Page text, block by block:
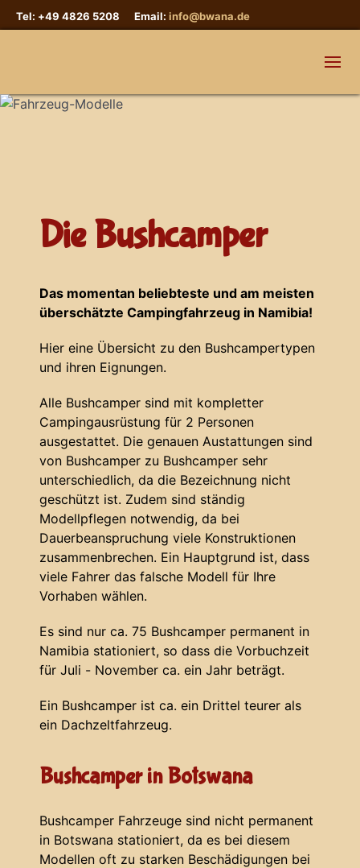
Tel: +49 4826 5208 Email: info@bwana.de
Die Bushcamper
Das momentan beliebteste und am meisten
überschätzte Campingfahrzeug in Namibia!
Hier eine Übersicht zu den Bushcampertypen
und ihren Eignungen.
Alle Bushcamper sind mit kompletter
Campingausrüstung für 2 Personen
ausgestattet. Die genauen Austattungen sind
von Bushcamper zu Bushcamper sehr
unterschiedlich, da die Bezeichnung nicht
geschützt ist. Zudem sind ständig
Modellpflegen notwendig, da bei
Dauerbeanspruchung viele Konstruktionen
zusammenbrechen. Ein Hauptgrund ist, dass
viele Fahrer das falsche Modell für Ihre
Vorhaben wählen.
Es sind nur ca. 75 Bushcamper permanent in
Namibia stationiert, so dass die Vorbuchzeit
für Juli - November ca. ein Jahr beträgt.
Ein Bushcamper ist ca. ein Drittel teurer als
ein Dachzeltfahrzeug.
Bushcamper in Botswana
Bushcamper Fahrzeuge sind nicht permanent
in Botswana stationiert, da es bei diesem
Modellen oft zu starken Beschädigungen bei